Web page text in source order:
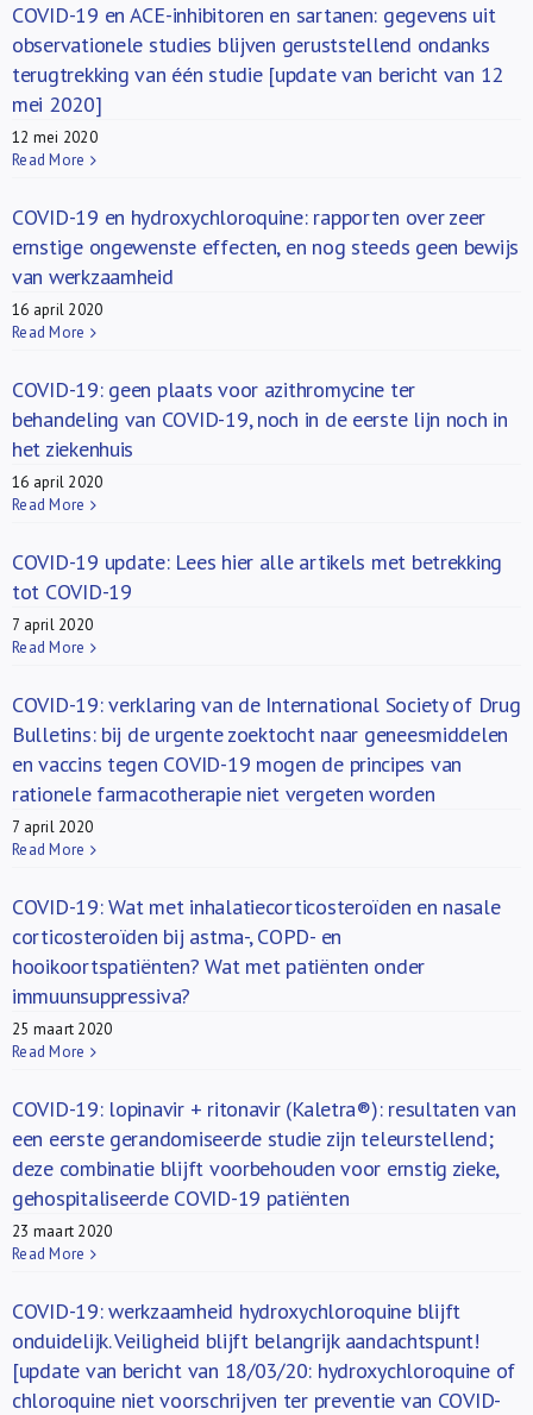
COVID-19 en ACE-inhibitoren en sartanen: gegevens uit
observationele studies blijven geruststellend ondanks
terugtrekking van één studie [update van bericht van 12
mei 2020]
12 mei 2020
Read More
COVID-19 en hydroxychloroquine: rapporten over zeer
ernstige ongewenste effecten, en nog steeds geen bewijs
van werkzaamheid
16 april 2020
Read More
COVID-19: geen plaats voor azithromycine ter
behandeling van COVID-19, noch in de eerste lijn noch in
het ziekenhuis
16 april 2020
Read More
COVID-19 update: Lees hier alle artikels met betrekking
tot COVID-19
7 april 2020
Read More
COVID-19: verklaring van de International Society of Drug
Bulletins: bij de urgente zoektocht naar geneesmiddelen
en vaccins tegen COVID-19 mogen de principes van
rationele farmacotherapie niet vergeten worden
7 april 2020
Read More
COVID-19: Wat met inhalatiecorticosteroïden en nasale
corticosteroïden bij astma-, COPD- en
hooikoortspatiënten? Wat met patiënten onder
immuunsuppressiva?
25 maart 2020
Read More
COVID-19: lopinavir + ritonavir (Kaletra®): resultaten van
een eerste gerandomiseerde studie zijn teleurstellend;
deze combinatie blijft voorbehouden voor ernstig zieke,
gehospitaliseerde COVID-19 patiënten
23 maart 2020
Read More
COVID-19: werkzaamheid hydroxychloroquine blijft
onduidelijk. Veiligheid blijft belangrijk aandachtspunt!
[update van bericht van 18/03/20: hydroxychloroquine of
chloroquine niet voorschrijven ter preventie van COVID-